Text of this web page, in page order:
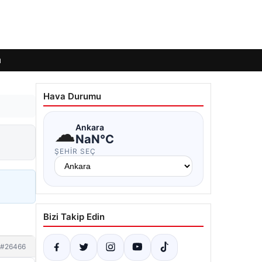
#26466
Hava Durumu
☁Ankara
NaN°C
ŞEHIR SEÇ
Bizi Takip Edin